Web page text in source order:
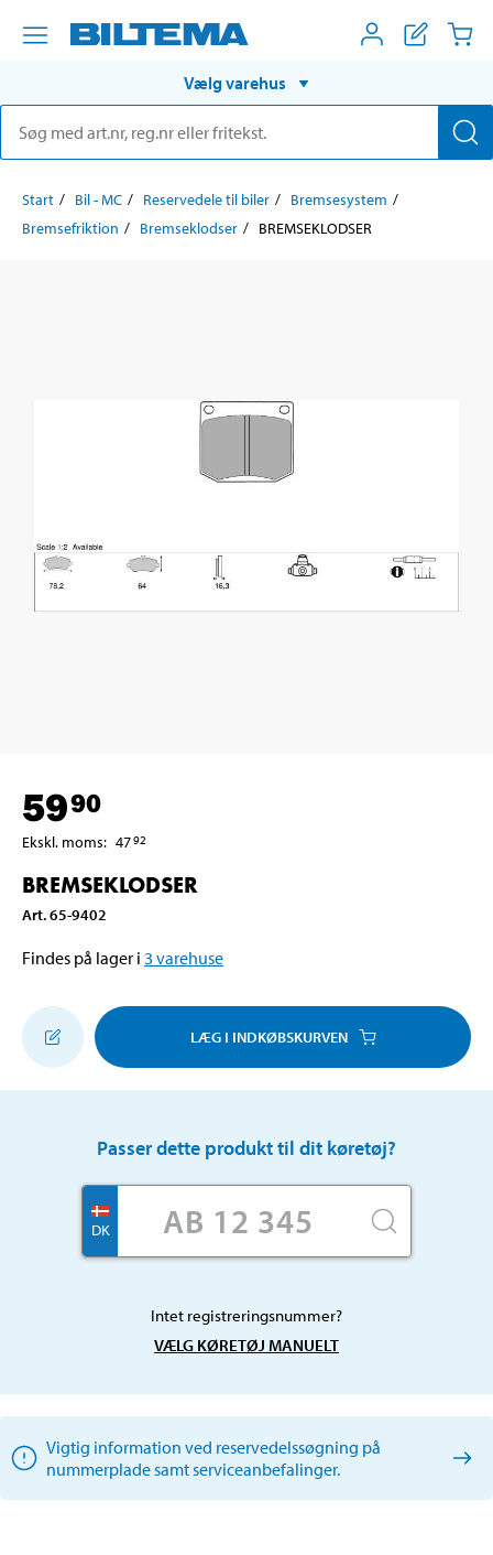
Vælg varehus
Start Bil - MC Reservedele til biler
Bremsesystem
Bremsefriktion
Bremseklodser BREMSEKLODSER
5990
Ekskl. moms: 4792
BREMSEKLODSER
Art.65-9402
Findes på lager i 3 varehuse
LÆG I INDKØBSKURVEN
Passer dette produkt til dit køretøj?
DK
Intet registreringsnummer?
VÆLG KØRETØJ MANUELT
Vigtig information ved reservedelssøgning på
nummerplade samt serviceanbefalinger.